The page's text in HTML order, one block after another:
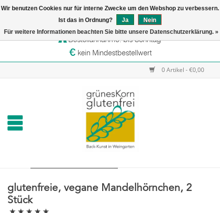
Versandtage: Dienstag & Mittwoch
Bestellannahme: bis Sonntag
kein Mindestbestellwert
0 Artikel - €0,00
Startseite
Online-Shop
glutenfreie, vegane Mandelhörnchen, 2
Stück
Wir benutzen Cookies nur für interne Zwecke um den Webshop zu verbessern.
Ist das in Ordnung?
Ja
Nein
Für weitere Informationen beachten Sie bitte unsere Datenschutzerklärung. »